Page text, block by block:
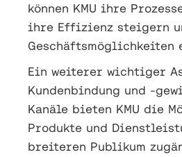
können KMU ihre
ihre Effizienz steigern
Geschäftsmöglichkeiten
Ein weiterer wichtiger
Kundenbindung und -
Kanäle bieten KMU die
Produkte und
breiteren Publikum